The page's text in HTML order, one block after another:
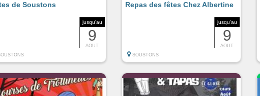
jusqu'au
9
AOUT
de Soustons
jusqu'au
9
AOUT
Repas des fêtes Chez Albertine
SOUSTONS